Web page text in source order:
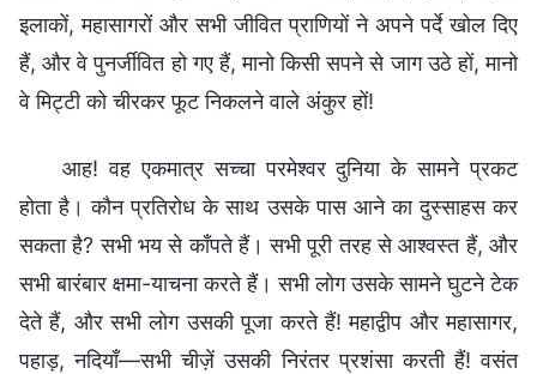
इलाकों, महासागरों और सभी जीवित प्राणियों ने अपने पर्दे खोल दिए
हैं, और वे पुनर्जीवित हो गए हैं, मानो किसी सपने से जाग उठे हों, मानो
वे मिट्टी को चीरकर फूट निकलने वाले अंकुर हों!
आह! वह एकमात्र सच्चा परमेश्वर दुनिया के सामने प्रकट
होता है। कौन प्रतिरोध के साथ उसके पास आने का दुस्साहस कर
सकता है? सभी भय से काँपते हैं। सभी पूरी तरह से आश्वस्त हैं, और
सभी बारंबार क्षमा-याचना करते हैं। सभी लोग उसके सामने घुटने टेक
देते हैं, और सभी लोग उसकी पूजा करते हैं! महाद्वीप और महासागर,
पहाड़, नदियाँ—सभी चीज़ें उसकी निरंतर प्रशंसा करती हैं! वसंत